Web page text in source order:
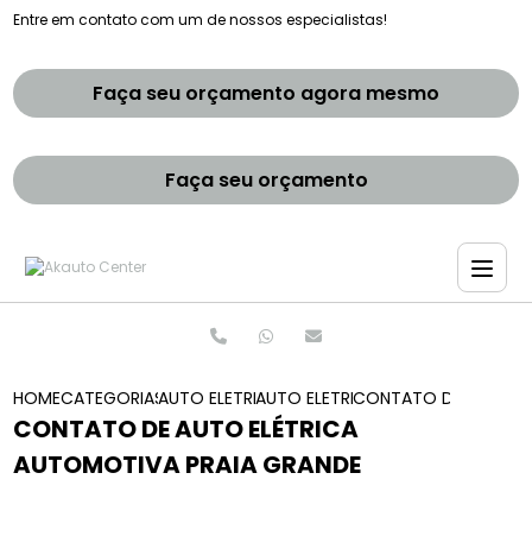
Entre em contato com um de nossos especialistas!
Faça seu orçamento agora mesmo
Faça seu orçamento
HOMECATEGORIASAUTO ELETRICASAUTO ELETRICA ZONA SUL
CONTATO DE AUTO
CONTATO DE AUTO ELÉTRICA
AUTOMOTIVA PRAIA GRANDE